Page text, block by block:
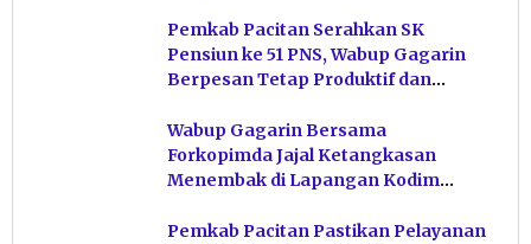
Pemkab Pacitan Serahkan SK
Pensiun ke 51 PNS, Wabup Gagarin
Berpesan Tetap Produktif dan
Wabup Gagarin Bersama
Forkopimda Jajal Ketangkasan
Menembak di Lapangan Kodim
Pemkab Pacitan Pastikan Pelayanan